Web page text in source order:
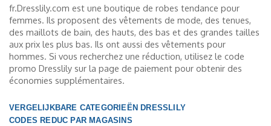
fr.Dresslily.com est une boutique de robes tendance pour
femmes. Ils proposent des vêtements de mode, des tenues,
des maillots de bain, des hauts, des bas et des grandes tailles
aux prix les plus bas. Ils ont aussi des vêtements pour
hommes. Si vous recherchez une réduction, utilisez le code
promo Dresslily sur la page de paiement pour obtenir des
économies supplémentaires.
VERGELIJKBARE CATEGORIEËN DRESSLILY
CODES REDUC PAR MAGASINS